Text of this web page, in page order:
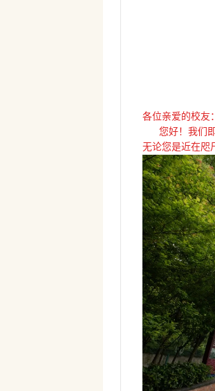
各位亲爱的校友
您好！我们即
无论您是近在咫